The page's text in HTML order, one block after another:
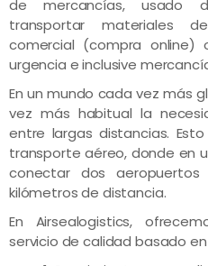
de mercancías, usado
transportar materiales
comercial (compra
urgencia e inclusive
En un mundo cada vez más
vez más habitual la
entre largas distancias.
transporte aéreo, donde en
conectar dos
kilómetros de distancia.
En Airsealogistics,
servicio de calidad basado